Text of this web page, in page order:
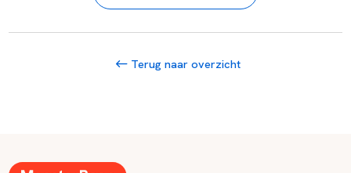
Terug naar overzicht